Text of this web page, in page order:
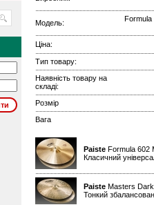
Модель:
Ціна:
Тип товару:
Наявність товару на
складі:
Розмір
Вага
Paiste Formula 602
Класичний
Paiste Masters
Тонкий